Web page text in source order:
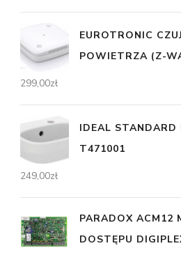
EUROTRONIC
POWIETRZA (Z-
299,00zł
IDEAL STANDARD
T471001
249,00zł
PARADOX ACM12
DOSTĘPU